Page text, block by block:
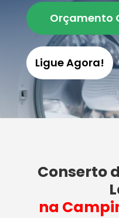
Orçamento
Ligue Agora!
Conserto
na